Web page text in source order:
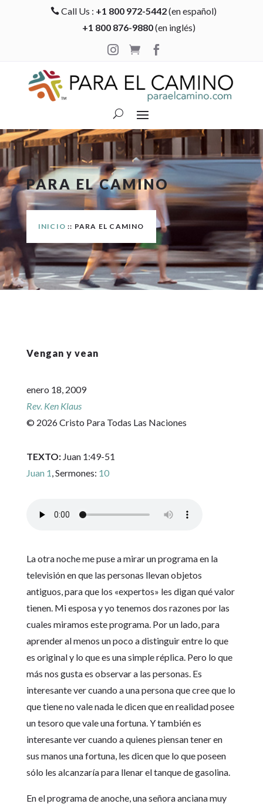
 Call Us : +1 800 972-5442(en español)
+1 800 876-9880(en inglés)

 
PARA EL CAMINO
INICIO :: PARA EL CAMINO
Vengan y vean
enero 18, 2009
Rev. Ken Klaus
© 2026 Cristo Para Todas Las Naciones
TEXTO: Juan 1:49-51
Juan 1, Sermones: 10
La otra noche me puse a mirar un programa en la
televisión en que las personas llevan objetos
antiguos, para que los «expertos» les digan qué valor
tienen. Mi esposa y yo tenemos dos razones por las
cuales miramos este programa. Por un lado, para
aprender al menos un poco a distinguir entre lo que
es original y lo que es una simple réplica. Pero lo que
más nos gusta es observar a las personas. Es
interesante ver cuando a una persona que cree que lo
que tiene no vale nada le dicen que en realidad posee
un tesoro que vale una fortuna. Y también es
interesante ver cuando a quienes piensan tener en
sus manos una fortuna, les dicen que lo que poseen
sólo les alcanzaría para llenar el tanque de gasolina.
En el programa de anoche, una señora anciana muy